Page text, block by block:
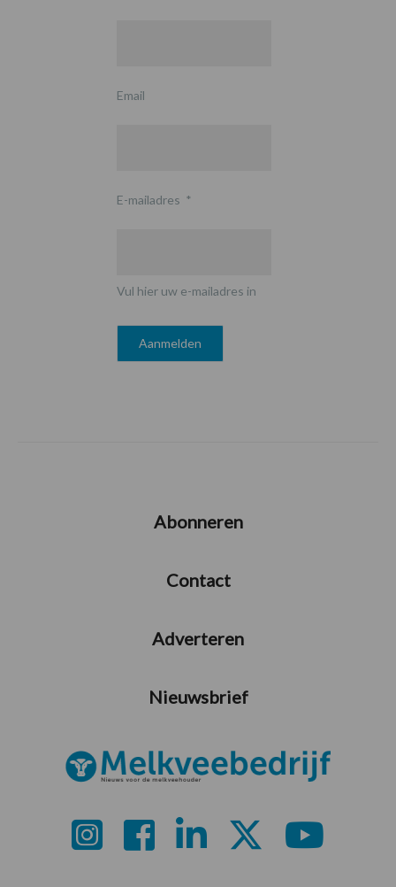
Email
E-mailadres *
Vul hier uw e-mailadres in
Abonneren
Contact
Adverteren
Nieuwsbrief